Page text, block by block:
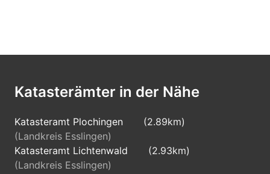
Katasterämter in der Nähe
Katasteramt Plochingen
(2.89km)
(Landkreis Esslingen)
Katasteramt Lichtenwald
(2.93km)
(Landkreis Esslingen)